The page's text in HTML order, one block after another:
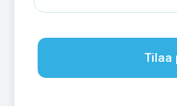
Tilaa